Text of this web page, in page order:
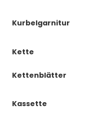
Kurbelgarnitur
Kette
Kettenblätter
Kassette